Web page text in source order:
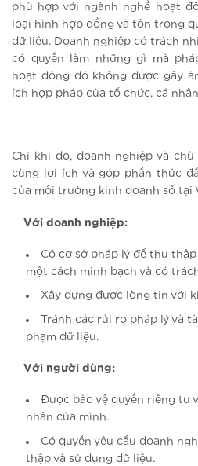
phù hợp với ngành nghề hoạt
loại hình hợp đồng và tôn trọng
dữ liệu. Doanh nghiệp có trách
có quyền làm những gì mà
hoạt động đó không được gây
ích hợp pháp của tổ chức, cá
Chỉ khi đó, doanh nghiệp và
cùng lợi ích và góp phần thúc
của môi trường kinh doanh số tại
Với doanh nghiệp:
Có cơ sở pháp lý để thu
một cách minh bạch và có
Xây dựng được lòng tin với
Tránh các rủi ro pháp lý và
phạm dữ liệu.
Với người dùng:
Được bảo vệ quyền riêng tư
nhân của mình.
Có quyền yêu cầu doanh
thập và sử dụng dữ liệu.